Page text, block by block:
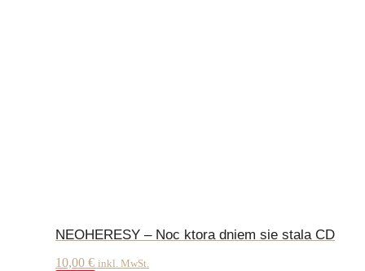
NEOHERESY – Noc ktora dniem sie stala CD
10,00 € inkl. MwSt.